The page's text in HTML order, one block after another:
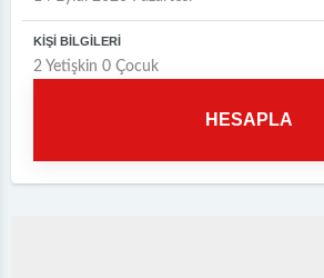
KİŞİ BİLGİLERİ
2 Yetişkin 0 Çocuk
HESAPLA